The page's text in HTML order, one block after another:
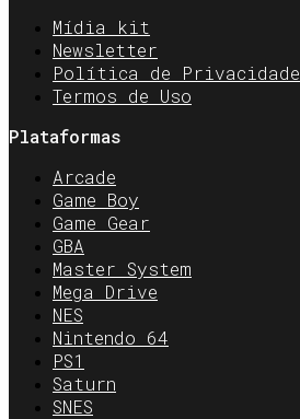
Mídia kit
Newsletter
Política de Privacidade
Termos de Uso
Plataformas
Arcade
Game Boy
Game Gear
GBA
Master System
Mega Drive
NES
Nintendo 64
PS1
Saturn
SNES